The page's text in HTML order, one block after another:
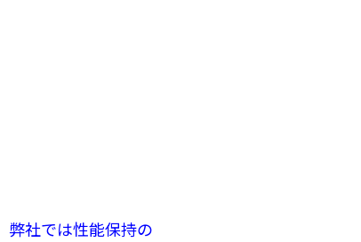
弊社では性能保持の